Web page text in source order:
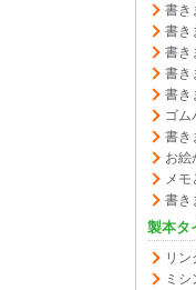
書き
書き
書き
書き
書き
ゴム
書き
お絵
メモ
書き
製本タ
リ
ミ